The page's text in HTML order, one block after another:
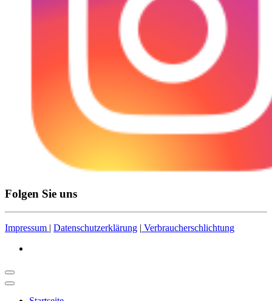
Folgen Sie uns
Impressum | Datenschutzerklärung | Verbraucherschlichtung